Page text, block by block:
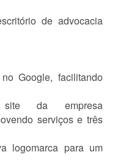
de advocacia
Google, facilitando
da empresa
serviços e três
logomarca para um